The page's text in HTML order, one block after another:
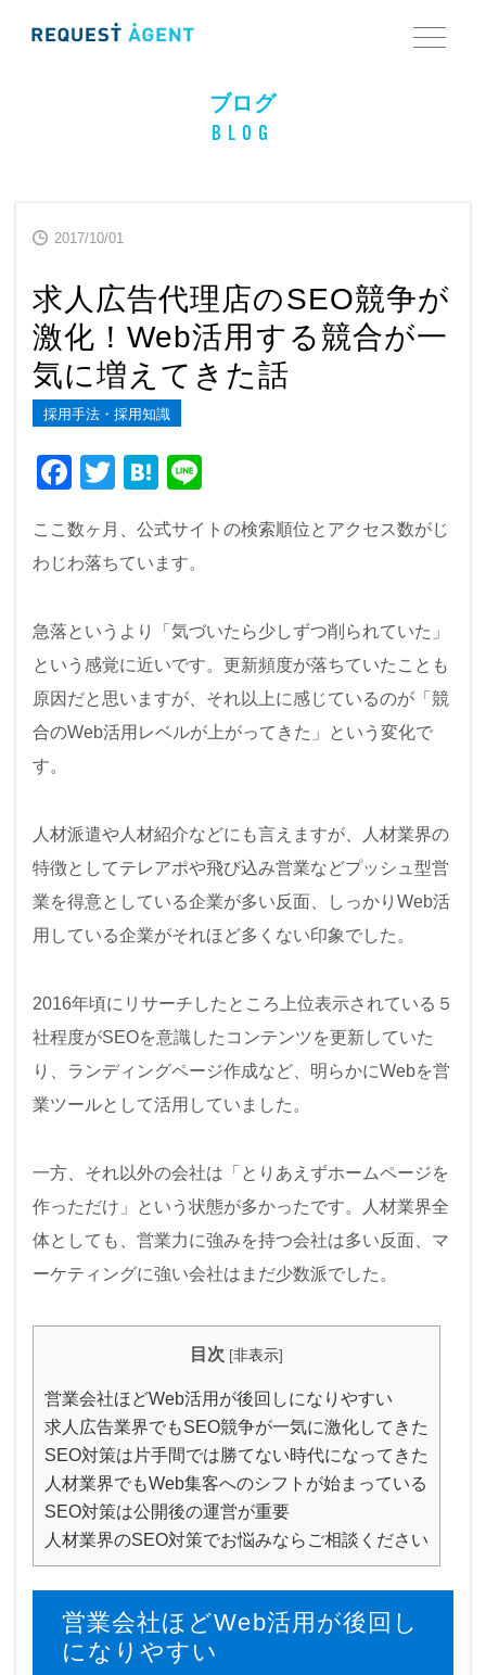
ブログ
BLOG
2017/10/01
求人広告代理店のSEO競争が
激化！Web活用する競合が一
気に増えてきた話
採用手法・採用知識
F
c
e
o
o
k
T
tt
er
H
e
n
e
ここ数ヶ月、公式サイトの検索順位とアクセス数がじ
わじわ落ちています。
急落というより「気づいたら少しずつ削られていた」
という感覚に近いです。更新頻度が落ちていたことも
原因だと思いますが、それ以上に感じているのが「競
合のWeb活用レベルが上がってきた」という変化で
す。
人材派遣や人材紹介などにも言えますが、人材業界の
特徴としてテレアポや飛び込み営業などプッシュ型営
業を得意としている企業が多い反面、しっかりWeb活
用している企業がそれほど多くない印象でした。
2016年頃にリサーチしたところ上位表示されている５
社程度がSEOを意識したコンテンツを更新していた
り、ランディングページ作成など、明らかにWebを営
業ツールとして活用していました。
一方、それ以外の会社は「とりあえずホームページを
作っただけ」という状態が多かったです。人材業界全
体としても、営業力に強みを持つ会社は多い反面、マ
ーケティングに強い会社はまだ少数派でした。
目次 [非表示]
営業会社ほどWeb活用が後回しになりやすい
求人広告業界でもSEO競争が一気に激化してきた
SEO対策は片手間では勝てない時代になってきた
人材業界でもWeb集客へのシフトが始まっている
SEO対策は公開後の運営が重要
人材業界のSEO対策でお悩みならご相談ください
営業会社ほどWeb活用が後回し
になりやすい